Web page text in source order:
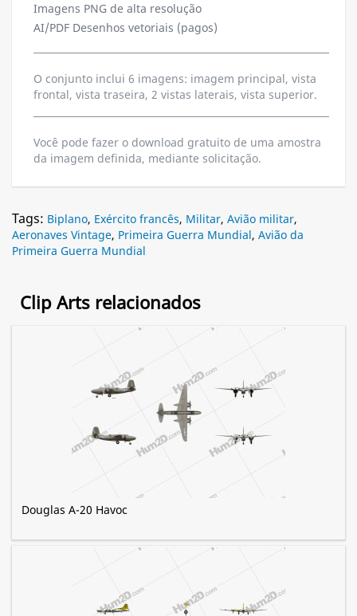
Imagens PNG de alta resolução
AI/PDF Desenhos vetoriais (pagos)
O conjunto inclui 6 imagens: imagem principal, vista
frontal, vista traseira, 2 vistas laterais, vista superior.
Você pode fazer o download gratuito de uma amostra
da imagem definida, mediante solicitação.
Tags: Biplano, Exército francês, Militar, Avião militar,
Aeronaves Vintage, Primeira Guerra Mundial, Avião da
Primeira Guerra Mundial
Clip Arts relacionados
Douglas A-20 Havoc